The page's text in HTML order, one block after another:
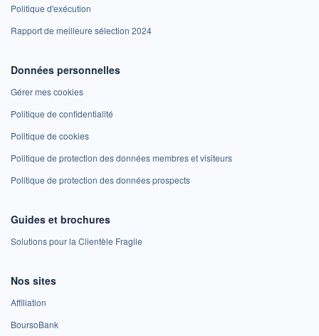
Politique d'exécution
Rapport de meilleure sélection 2024
Données personnelles
Gérer mes cookies
Politique de confidentialité
Politique de cookies
Politique de protection des données membres et visiteurs
Politique de protection des données prospects
Guides et brochures
Solutions pour la Clientèle Fragile
Nos sites
Affiliation
BoursoBank